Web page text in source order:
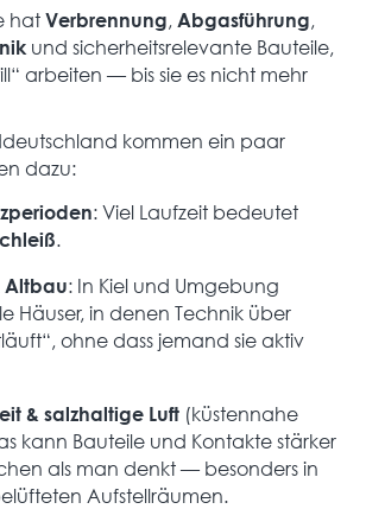
hatVerbrennung,Abgasführung,
und sicherheitsrelevante Bauteile,
arbeiten — bis sie es nicht mehr
kommen ein paar
dazu:
: Viel Laufzeit bedeutet
.
Altbau: In Kiel und Umgebung
Häuser, in denen Technik über
ohne dass jemand sie aktiv
& salzhaltige Luft (küstennahe
kann Bauteile und Kontakte stärker
als man denkt — besonders in
Aufstellräumen.